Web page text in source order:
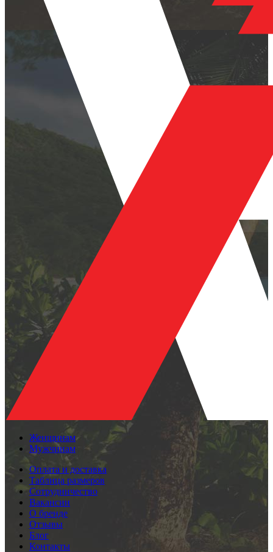
Женщинам
Мужчинам
Оплата и доставка
Таблица размеров
Сотрудничество
Вакансии
О бренде
Отзывы
Блог
Контакты